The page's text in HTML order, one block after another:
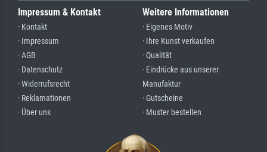
Impressum & Kontakt
· Kontakt
· Impressum
· AGB
· Datenschutz
· Widerrufsrecht
· Reklamationen
· Über uns
Weitere Informationen
· Eigenes Motiv
· Ihre Kunst verkaufen
· Qualität
· Eindrücke aus unserer
Manufaktur
· Gutscheine
· Muster bestellen